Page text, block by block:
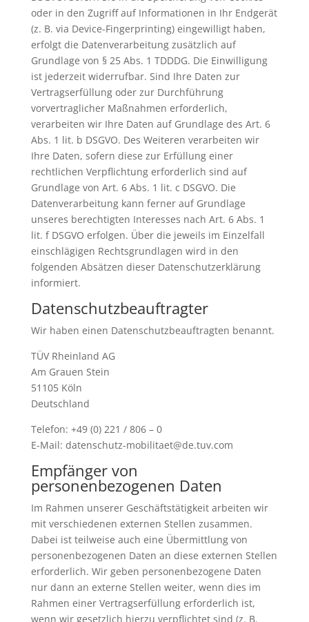
oder in den Zugriff auf Informationen in Ihr Endgerät
(z. B. via Device-Fingerprinting) eingewilligt haben,
erfolgt die Datenverarbeitung zusätzlich auf
Grundlage von § 25 Abs. 1 TDDDG. Die Einwilligung
ist jederzeit widerrufbar. Sind Ihre Daten zur
Vertragserfüllung oder zur Durchführung
vorvertraglicher Maßnahmen erforderlich,
verarbeiten wir Ihre Daten auf Grundlage des Art. 6
Abs. 1 lit. b DSGVO. Des Weiteren verarbeiten wir
Ihre Daten, sofern diese zur Erfüllung einer
rechtlichen Verpflichtung erforderlich sind auf
Grundlage von Art. 6 Abs. 1 lit. c DSGVO. Die
Datenverarbeitung kann ferner auf Grundlage
unseres berechtigten Interesses nach Art. 6 Abs. 1
lit. f DSGVO erfolgen. Über die jeweils im Einzelfall
einschlägigen Rechtsgrundlagen wird in den
folgenden Absätzen dieser Datenschutzerklärung
informiert.
Datenschutz­beauftragter
Wir haben einen Datenschutzbeauftragten benannt.
TÜV Rheinland AG
Am Grauen Stein
51105 Köln
Deutschland
Telefon: +49 (0) 221 / 806 – 0
E-Mail: datenschutz-mobilitaet@de.tuv.com
Empfänger von
personenbezogenen Daten
Im Rahmen unserer Geschäftstätigkeit arbeiten wir
mit verschiedenen externen Stellen zusammen.
Dabei ist teilweise auch eine Übermittlung von
personenbezogenen Daten an diese externen Stellen
erforderlich. Wir geben personenbezogene Daten
nur dann an externe Stellen weiter, wenn dies im
Rahmen einer Vertragserfüllung erforderlich ist,
wenn wir gesetzlich hierzu verpflichtet sind (z. B.